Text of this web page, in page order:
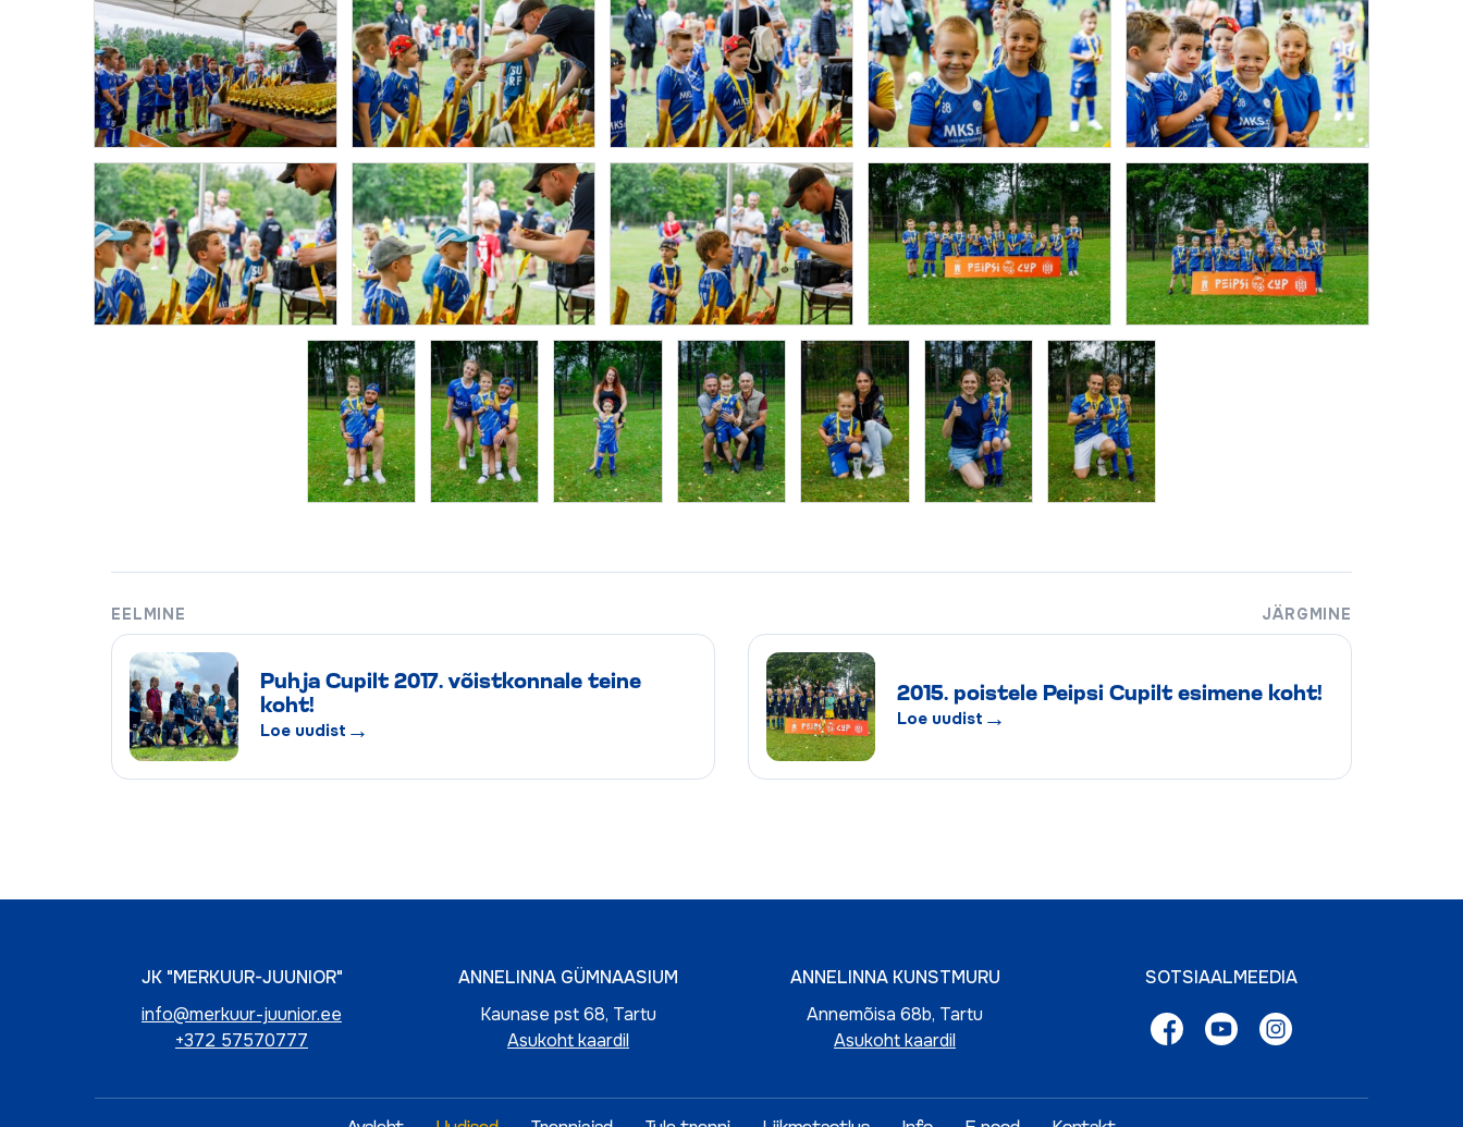
EELMINE
Puhja Cupilt 2017. võistkonnale teine
koht!
Loe uudist →
JÄRGMINE
2015. poistele Peipsi Cupilt esimene koht!
Loe uudist →
JK "MERKUUR-JUUNIOR"
info@merkuur-juunior.ee
+372 57570777
ANNELINNA GÜMNAASIUM
Kaunase pst 68, Tartu
Asukoht kaardil
ANNELINNA KUNSTMURU
Annemõisa 68b, Tartu
Asukoht kaardil
SOTSIAALMEEDIA